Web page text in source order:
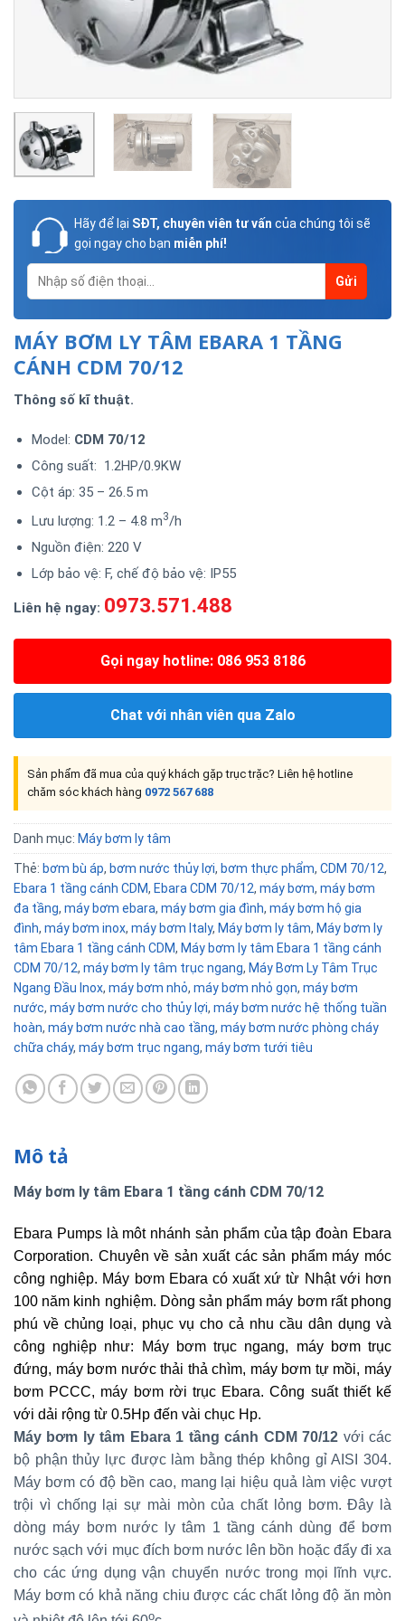
Hãy để lại SĐT, chuyên viên tư vấn của chúng tôi sẽ
gọi ngay cho bạn miễn phí!
MÁY BƠM LY TÂM EBARA 1 TẦNG
CÁNH CDM 70/12
Thông số kĩ thuật.
Model: CDM 70/12
Công suất: 1.2HP/0.9KW
Cột áp: 35 – 26.5 m
Lưu lượng: 1.2 – 4.8 m3/h
Nguồn điện: 220 V
Lớp bảo vệ: F, chế độ bảo vệ: IP55
Liên hệ ngay: 0973.571.488
Gọi ngay hotline: 086 953 8186
Chat với nhân viên qua Zalo
Sản phẩm đã mua của quý khách gặp trục trặc? Liên hệ hotline
chăm sóc khách hàng 0972 567 688
Danh mục: Máy bơm ly tâm
Thẻ: bơm bù áp, bơm nước thủy lợi, bơm thực phẩm, CDM 70/12,
Ebara 1 tầng cánh CDM, Ebara CDM 70/12, máy bơm, máy bơm
đa tầng, máy bơm ebara, máy bơm gia đình, máy bơm hộ gia
đình, máy bơm inox, máy bơm Italy, Máy bơm ly tâm, Máy bơm ly
tâm Ebara 1 tầng cánh CDM, Máy bơm ly tâm Ebara 1 tầng cánh
CDM 70/12, máy bơm ly tâm trục ngang, Máy Bơm Ly Tâm Trục
Ngang Đầu Inox, máy bơm nhỏ, máy bơm nhỏ gọn, máy bơm
nước, máy bơm nước cho thủy lợi, máy bơm nước hệ thống tuần
hoàn, máy bơm nước nhà cao tầng, máy bơm nước phòng cháy
chữa cháy, máy bơm trục ngang, máy bơm tưới tiêu
Mô tả
Máy bơm ly tâm Ebara 1 tầng cánh CDM 70/12
Ebara Pumps là môt nhánh sản phẩm của tập đoàn Ebara
Corporation. Chuyên về sản xuất các sản phẩm máy móc
công nghiệp. Máy bơm Ebara có xuất xứ từ Nhật với hơn
100 năm kinh nghiệm. Dòng sản phẩm máy bơm rất phong
phú về chủng loại, phục vụ cho cả nhu cầu dân dụng và
công nghiệp như: Máy bơm trục ngang, máy bơm trục
đứng, máy bơm nước thải thả chìm, máy bơm tự mồi, máy
bơm PCCC, máy bơm rời trục Ebara. Công suất thiết kế
với dải rộng từ 0.5Hp đến vài chục Hp.
Máy bơm ly tâm Ebara 1 tầng cánh CDM 70/12 với các
bộ phận thủy lực được làm bằng thép không gỉ AISI 304.
Máy bơm có độ bền cao, mang lại hiệu quả làm việc vượt
trội vì chống lại sự mài mòn của chất lỏng bơm. Đây là
dòng máy bơm nước ly tâm 1 tầng cánh dùng để bơm
nước sạch với mục đích bơm nước lên bồn hoặc đẩy đi xa
cho các ứng dụng vận chuyển nước trong mọi lĩnh vực.
Máy bơm có khả năng chiu được các chất lỏng độ ăn mòn
o